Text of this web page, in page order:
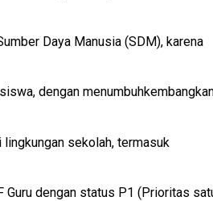
Daya Manusia (SDM), karena
dengan
sekolah, termasuk
Guru dengan status P1 (Prioritas